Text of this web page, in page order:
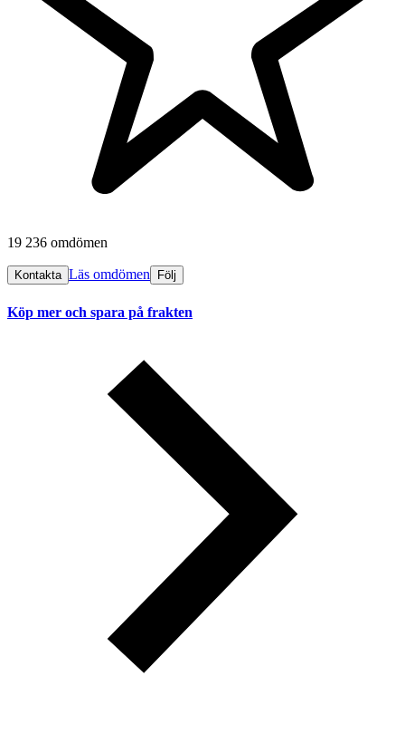
19 236 omdömen
Kontakta Läs omdömen Följ
Köp mer och spara på frakten